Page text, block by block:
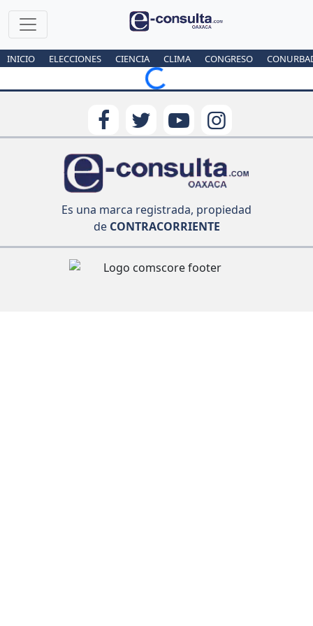
INICIO ELECCIONES CIENCIA CLIMA CONGRESO
Loading...
Es una marca registrada, propiedad
deCONTRACORRIENTE